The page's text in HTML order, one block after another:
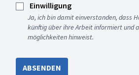
Einwilligung
Ja, ich bin damit einverstanden, dass
künftig über ihre Arbeit informiert und
möglichkeiten hinweist.
ABSENDEN